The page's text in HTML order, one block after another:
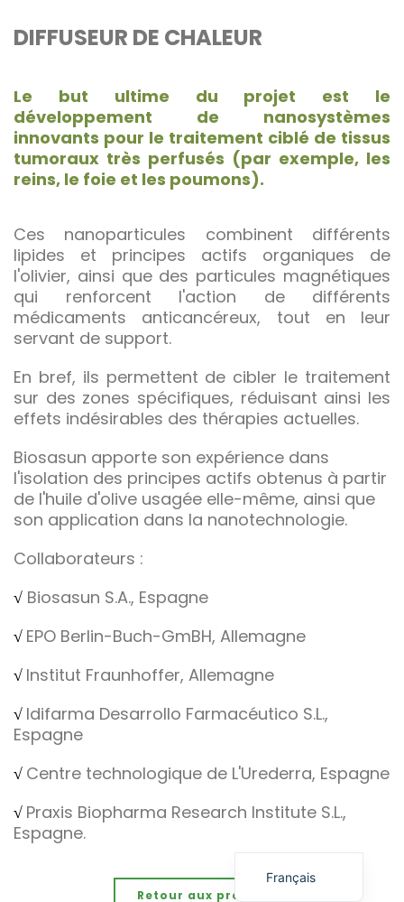
DIFFUSEUR DE CHALEUR
Le but ultime du projet est le
développement de nanosystèmes
innovants pour le traitement ciblé de tissus
tumoraux très perfusés (par exemple, les
reins, le foie et les poumons).
Ces nanoparticules combinent différents
lipides et principes actifs organiques de
l'olivier, ainsi que des particules magnétiques
qui renforcent l'action de différents
médicaments anticancéreux, tout en leur
servant de support.
En bref, ils permettent de cibler le traitement
sur des zones spécifiques, réduisant ainsi les
effets indésirables des thérapies actuelles.
Biosasun apporte son expérience dans
l'isolation des principes actifs obtenus à partir
de l'huile d'olive usagée elle-même, ainsi que
son application dans la nanotechnologie.
Collaborateurs :
√ Biosasun S.A., Espagne
√ EPO Berlin-Buch-GmBH, Allemagne
√ Institut Fraunhoffer, Allemagne
√ Idifarma Desarrollo Farmacéutico S.L.,
Espagne
√ Centre technologique de L'Urederra, Espagne
√ Praxis Biopharma Research Institute S.L.,
Espagne.
Retour aux projets
Français
Euskara